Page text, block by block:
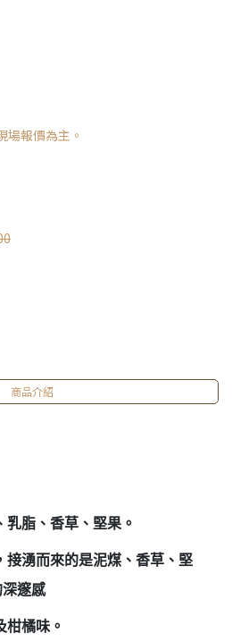
場報價為主。
商品介紹
脂、香草、堅果。
接湧而來的是泥煤、香草、堅
邃感
柑橘味。